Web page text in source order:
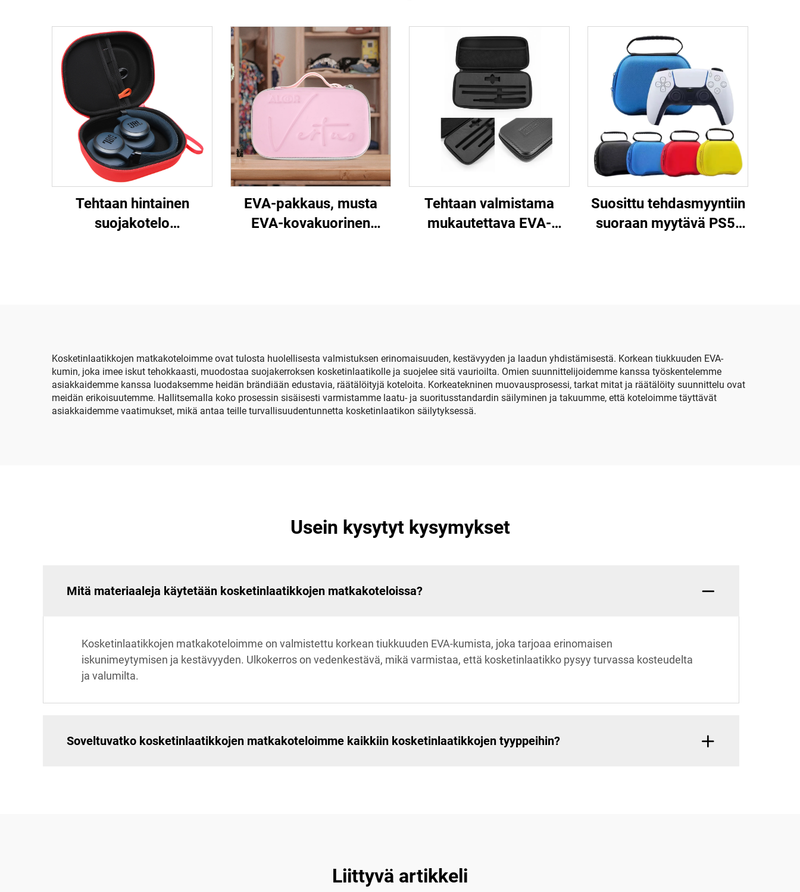
Tehtaan hintainen
suojakotelo
EVA-pakkaus, musta
EVA-kovakuorinen
Tehtaan valmistama
mukautettava EVA-
Suosittu tehdasmyyntiin
suoraan myytävä PS5-
Kosketinlaatikkojen matkakoteloimme ovat tulosta huolellisesta valmistuksen erinomaisuuden, kestävyyden ja laadun yhdistämisestä. Korkean tiukkuuden EVA-
kumin, joka imee iskut tehokkaasti, muodostaa suojakerroksen kosketinlaatikolle ja suojelee sitä vaurioilta. Omien suunnittelijoidemme kanssa työskentelemme
asiakkaidemme kanssa luodaksemme heidän brändiään edustavia, räätälöityjä koteloita. Korkeatekninen muovausprosessi, tarkat mitat ja räätälöity suunnittelu ovat
meidän erikoisuutemme. Hallitsemalla koko prosessin sisäisesti varmistamme laatu- ja suoritusstandardin säilyminen ja takuumme, että koteloimme täyttävät
asiakkaidemme vaatimukset, mikä antaa teille turvallisuudentunnetta kosketinlaatikon säilytyksessä.
Usein kysytyt kysymykset
Mitä materiaaleja käytetään kosketinlaatikkojen matkakoteloissa?
Kosketinlaatikkojen matkakoteloimme on valmistettu korkean tiukkuuden EVA-kumista, joka tarjoaa erinomaisen
iskunimeytymisen ja kestävyyden. Ulkokerros on vedenkestävä, mikä varmistaa, että kosketinlaatikko pysyy turvassa kosteudelta
ja valumilta.
Soveltuvatko kosketinlaatikkojen matkakoteloimme kaikkiin kosketinlaatikkojen tyyppeihin?
Liittyvä artikkeli